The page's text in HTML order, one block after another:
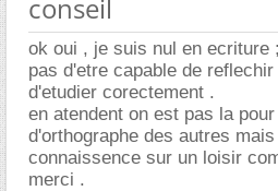
conseil
ok oui , je suis nul en ecriture
pas d'etre capable de
d'etudier corectement .
en atendent on est pas la
d'orthographe des autres
connaissence sur un loisir
merci .